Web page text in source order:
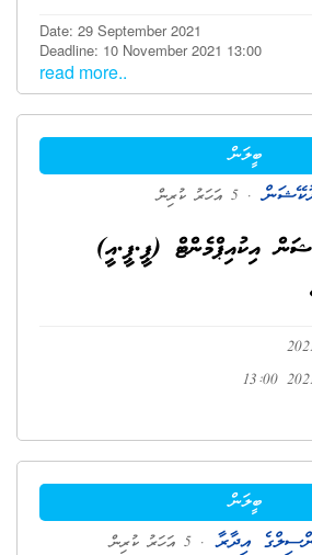
Date: 29 September 2021
Deadline: 10 November 2021 13:00
read more..
ބީލަން
. 5 އަހަރު ކުރިން
އިކުއިޕްމެންޓް (ޕީ.ޕީ.އީ)
ބީލަން
އިދާރާ . 5 އަހަރު ކުރިން